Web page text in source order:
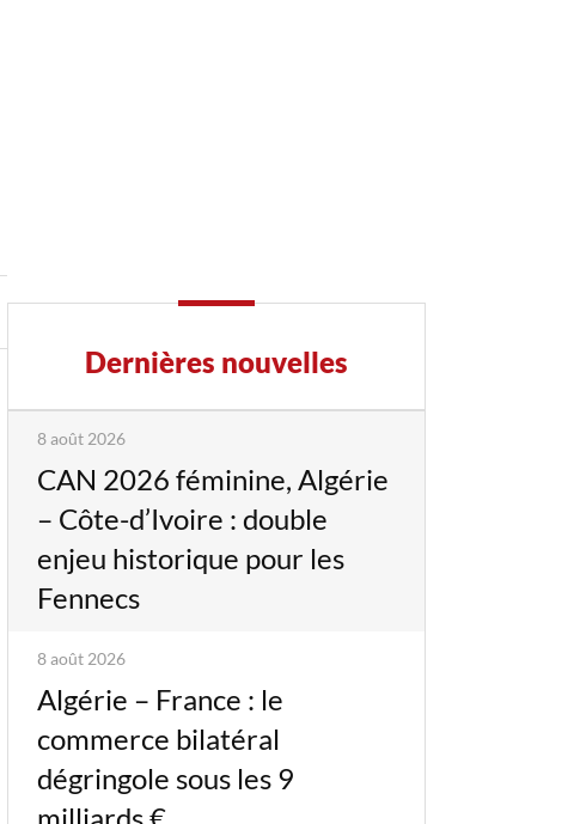
Dernières nouvelles
8 août 2026
CAN 2026 féminine, Algérie
– Côte-d’Ivoire : double
enjeu historique pour les
Fennecs
8 août 2026
Algérie – France : le
commerce bilatéral
dégringole sous les 9